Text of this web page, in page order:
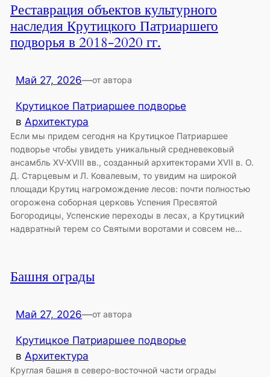
Реставрация объектов культурного
наследия Крутицкого Патриаршего
подворья в 2018-2020 гг.
Май 27, 2026—от автора
Крутицкое Патриаршее подворье
в Архитектура
Если мы придем сегодня на Крутицкое Патриаршее
подворье чтобы увидеть уникальный средневековый
ансамбль XV-XVIII вв., созданный архитекторами XVII в. О.
Д. Старцевым и Л. Ковалевым, то увидим на широкой
площади Крутиц нагромождение лесов: почти полностью
огорожена соборная церковь Успения Пресвятой
Богородицы, Успенские переходы в лесах, а Крутицкий
надвратный терем со Святыми воротами и совсем не…
Башня ограды
Май 27, 2026—от автора
Крутицкое Патриаршее подворье
в Архитектура
Круглая башня в северо-восточной части ограды